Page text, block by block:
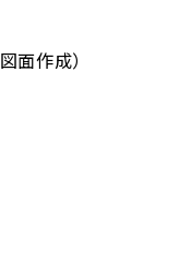
作成）